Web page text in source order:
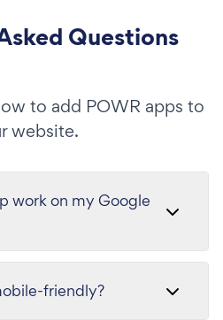
Questions
to add POWR apps to
website.
work on my Google
friendly?